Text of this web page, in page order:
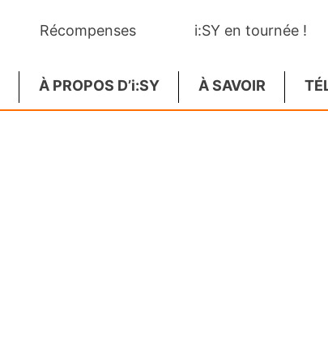
Récompenses i:SY en tournée !
À PROPOS D’i:SY À SAVOIR